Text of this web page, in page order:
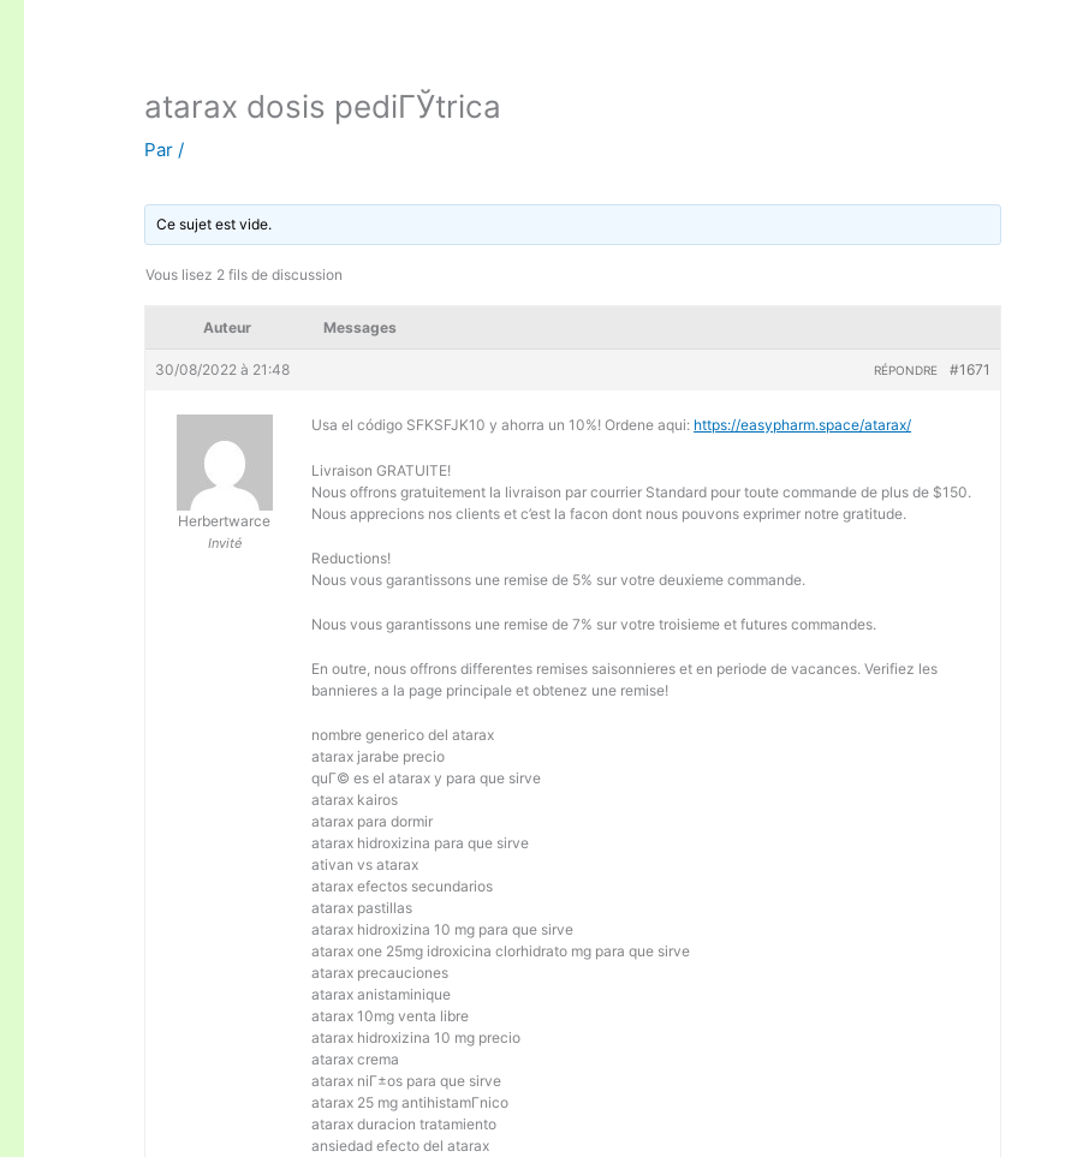
atarax dosis pediГЎtrica
Par/
Ce sujet est vide.
Vous lisez 2 fils de discussion
Auteur Messages
30/08/2022 à 21:48 #1671
RÉPONDRE
Herbertwarce
Invité
Usa el código SFKSFJK10 y ahorra un 10%! Ordene aqui: https://easypharm.space/atarax/
Livraison GRATUITE!
Nous offrons gratuitement la livraison par courrier Standard pour toute commande de plus de $150.
Nous apprecions nos clients et c’est la facon dont nous pouvons exprimer notre gratitude.
Reductions!
Nous vous garantissons une remise de 5% sur votre deuxieme commande.
Nous vous garantissons une remise de 7% sur votre troisieme et futures commandes.
En outre, nous offrons differentes remises saisonnieres et en periode de vacances. Verifiez les
bannieres a la page principale et obtenez une remise!
nombre generico del atarax
atarax jarabe precio
quГ© es el atarax y para que sirve
atarax kairos
atarax para dormir
atarax hidroxizina para que sirve
ativan vs atarax
atarax efectos secundarios
atarax pastillas
atarax hidroxizina 10 mg para que sirve
atarax one 25mg idroxicina clorhidrato mg para que sirve
atarax precauciones
atarax anistaminique
atarax 10mg venta libre
atarax hidroxizina 10 mg precio
atarax crema
atarax niГ±os para que sirve
atarax 25 mg antihistamГ­nico
atarax duracion tratamiento
ansiedad efecto del atarax